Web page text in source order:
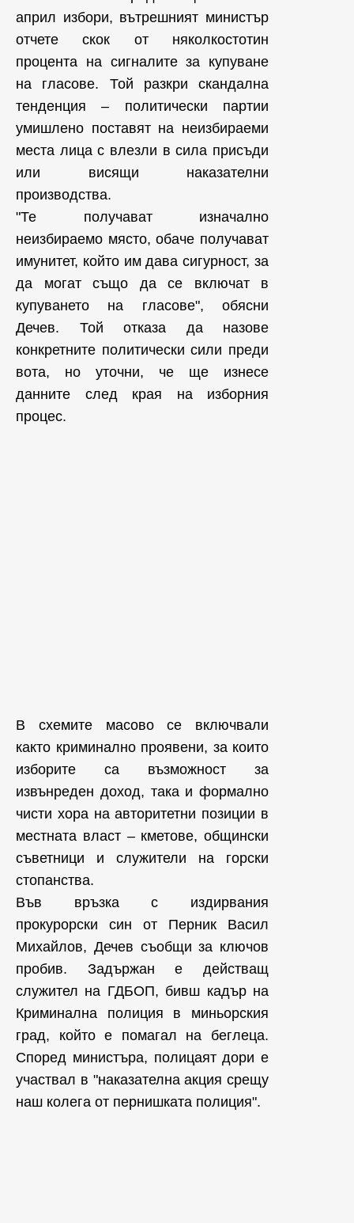
април избори, вътрешният министър
отчете скок от няколкостотин
процента на сигналите за купуване
на гласове. Той разкри скандална
тенденция – политически партии
умишлено поставят на неизбираеми
места лица с влезли в сила присъди
или висящи наказателни
производства.
"Те получават изначално
неизбираемо място, обаче получават
имунитет, който им дава сигурност, за
да могат също да се включат в
купуването на гласове", обясни
Дечев. Той отказа да назове
конкретните политически сили преди
вота, но уточни, че ще изнесе
данните след края на изборния
процес.
В схемите масово се включвали
както криминално проявени, за които
изборите са възможност за
извънреден доход, така и формално
чисти хора на авторитетни позиции в
местната власт – кметове, общински
съветници и служители на горски
стопанства.
Във връзка с издирвания
прокурорски син от Перник Васил
Михайлов, Дечев съобщи за ключов
пробив. Задържан е действащ
служител на ГДБОП, бивш кадър на
Криминална полиция в миньорския
град, който е помагал на беглеца.
Според министъра, полицаят дори е
участвал в "наказателна акция срещу
наш колега от пернишката полиция".